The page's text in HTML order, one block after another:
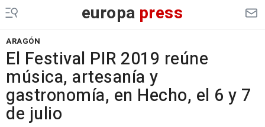
europa press
ARAGÓN
El Festival PIR 2019 reúne
música, artesanía y
gastronomía, en Hecho, el 6 y 7
de julio